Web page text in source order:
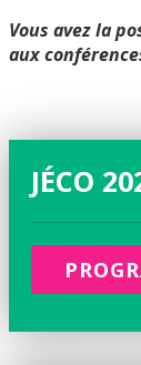
Vous avez la
aux
JÉCO